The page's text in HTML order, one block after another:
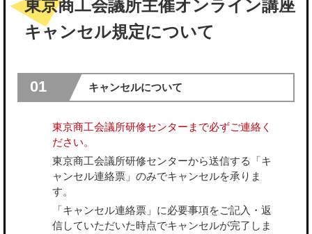
東京商工会議所主催オンライン講座
キャンセル規定について
01 キャンセルについて
東京商工会議所研修センターまで必ずご連絡く
ださい。
東京商工会議所研修センターから送信する「キ
ャンセル連絡票」のみでキャンセルを承りま
す。
「キャンセル連絡票」に必要事項をご記入・返
信していただいた時点でキャンセルが完了しま